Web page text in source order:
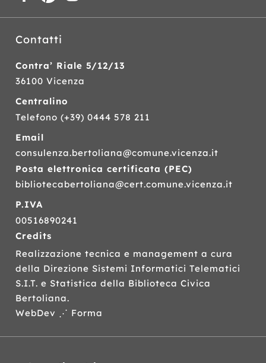
Contatti
Contra’ Riale 5/12/13
36100 Vicenza
Centralino
Telefono(+39) 0444 578 211
Email
consulenza.bertoliana@comune.vicenza.it
Posta elettronica certificata (PEC)
bibliotecabertoliana@cert.comune.vicenza.it
P.IVA
00516890241
Credits
Realizzazione tecnica e management a cura
della Direzione Sistemi Informatici Telematici
S.I.T. e Statistica della Biblioteca Civica
Bertoliana.
WebDev ⋰ Forma